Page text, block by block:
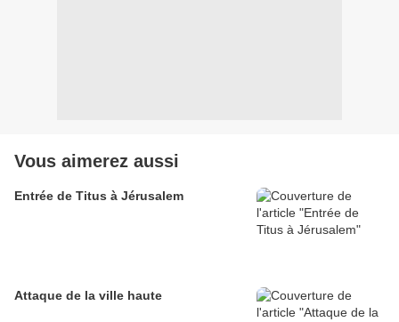
Vous aimerez aussi
Entrée de Titus à Jérusalem
Attaque de la ville haute